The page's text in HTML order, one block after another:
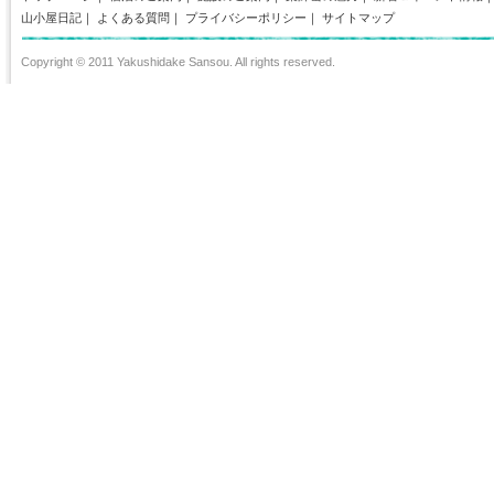
山小屋日記 ｜ よくある質問 ｜ プライバシーポリシー ｜ サイトマップ
Copyright © 2011 Yakushidake Sansou. All rights reserved.